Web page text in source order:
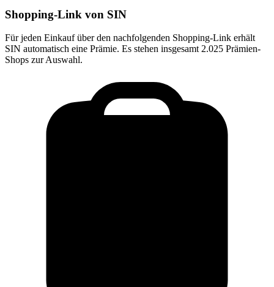
Shopping-Link von SIN
Für jeden Einkauf über den nachfolgenden Shopping-Link erhält
SIN automatisch eine Prämie. Es stehen insgesamt 2.025 Prämien-
Shops zur Auswahl.